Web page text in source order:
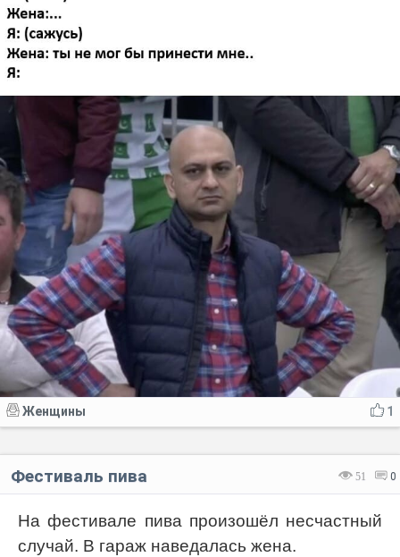
1
Женщины
51 0
Фестиваль пива
На фестивале пива произошёл несчастный
случай. В гараж наведалась жена.